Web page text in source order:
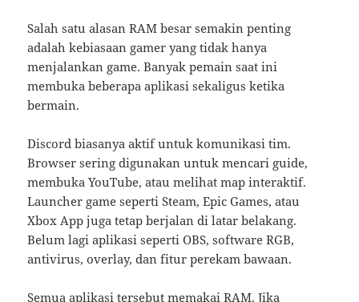
Salah satu alasan RAM besar semakin penting
adalah kebiasaan gamer yang tidak hanya
menjalankan game. Banyak pemain saat ini
membuka beberapa aplikasi sekaligus ketika
bermain.
Discord biasanya aktif untuk komunikasi tim.
Browser sering digunakan untuk mencari guide,
membuka YouTube, atau melihat map interaktif.
Launcher game seperti Steam, Epic Games, atau
Xbox App juga tetap berjalan di latar belakang.
Belum lagi aplikasi seperti OBS, software RGB,
antivirus, overlay, dan fitur perekam bawaan.
Semua aplikasi tersebut memakai RAM. Jika